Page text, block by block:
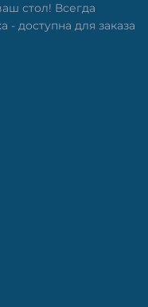
стол! Всегда
- доступна для заказа